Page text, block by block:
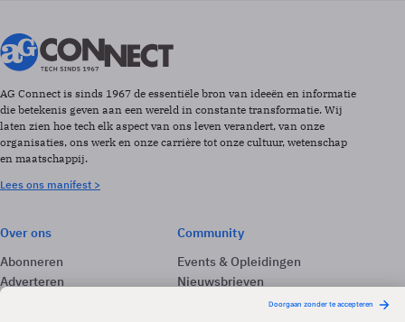
AG Connect is sinds 1967 de essentiële bron van ideeën en informatie
die betekenis geven aan een wereld in constante transformatie. Wij
laten zien hoe tech elk aspect van ons leven verandert, van onze
organisaties, ons werk en onze carrière tot onze cultuur, wetenschap
en maatschappij.
Lees ons manifest >
Over ons
Abonneren
Adverteren
Community
Events & Opleidingen
Nieuwsbrieven